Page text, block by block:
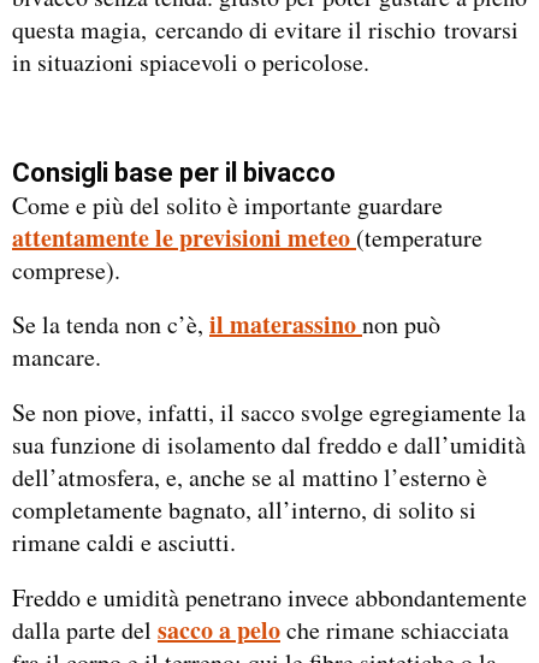
questa magia, cercando di evitare il rischio trovarsi
in situazioni spiacevoli o pericolose.
Consigli base per il bivacco
Come e più del solito è importante guardare
attentamente le previsioni meteo (temperature
comprese).
Se la tenda non c’è, il materassinonon può
mancare.
Se non piove, infatti, il sacco svolge egregiamente la
sua funzione di isolamento dal freddo e dall’umidità
dell’atmosfera, e, anche se al mattino l’esterno è
completamente bagnato, all’interno, di solito si
rimane caldi e asciutti.
Freddo e umidità penetrano invece abbondantemente
dalla parte del sacco a peloche rimane schiacciata